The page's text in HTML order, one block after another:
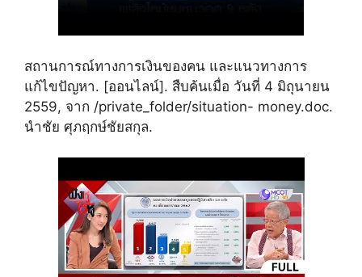
สถานการณ์ทางการเงินของคน และแนวทางการ
แก้ไขปัญหา. [ออนไลน์]. สืบค้นเมื่อ วันที่ 4 มิถุนายน
2559, จาก /private_folder/situation- money.doc.
นำชัย ศุภฤกษ์ชัยสกุล.